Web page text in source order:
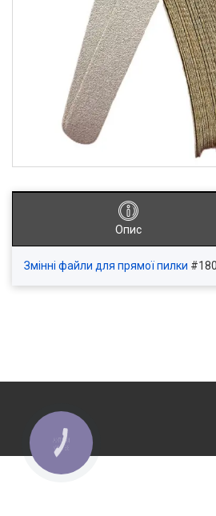
Опис
Змінні файли для прямої пилки
КНОПКА
ЗВ'ЯЗКУ